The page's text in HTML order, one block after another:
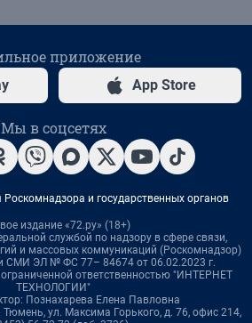
приложение
App Store
Мы в соцсетях
и государственных органов
издание «72.ру» (18+)
службой по надзору в сфере связи,
и массовых коммуникаций (Роскомнадзор)
СМИ ЭЛ № ФС 77– 84674 от 06.02.2023 г.
ответственностью "ИНТЕРНЕТ
ТЕХНОЛОГИИ"
Познахарева Елена Павловна
Тюмень, ул. Максима Горького, д. 76, офис 214,